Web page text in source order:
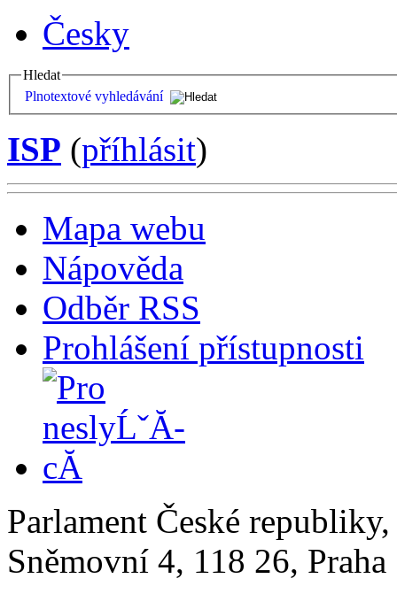
Česky
Hledat
Plnotextové vyhledávání
ISP (příhlásit)
Mapa webu
Nápověda
Odběr RSS
Prohlášení přístupnosti
Parlament České
Sněmovní 4, 118 26,